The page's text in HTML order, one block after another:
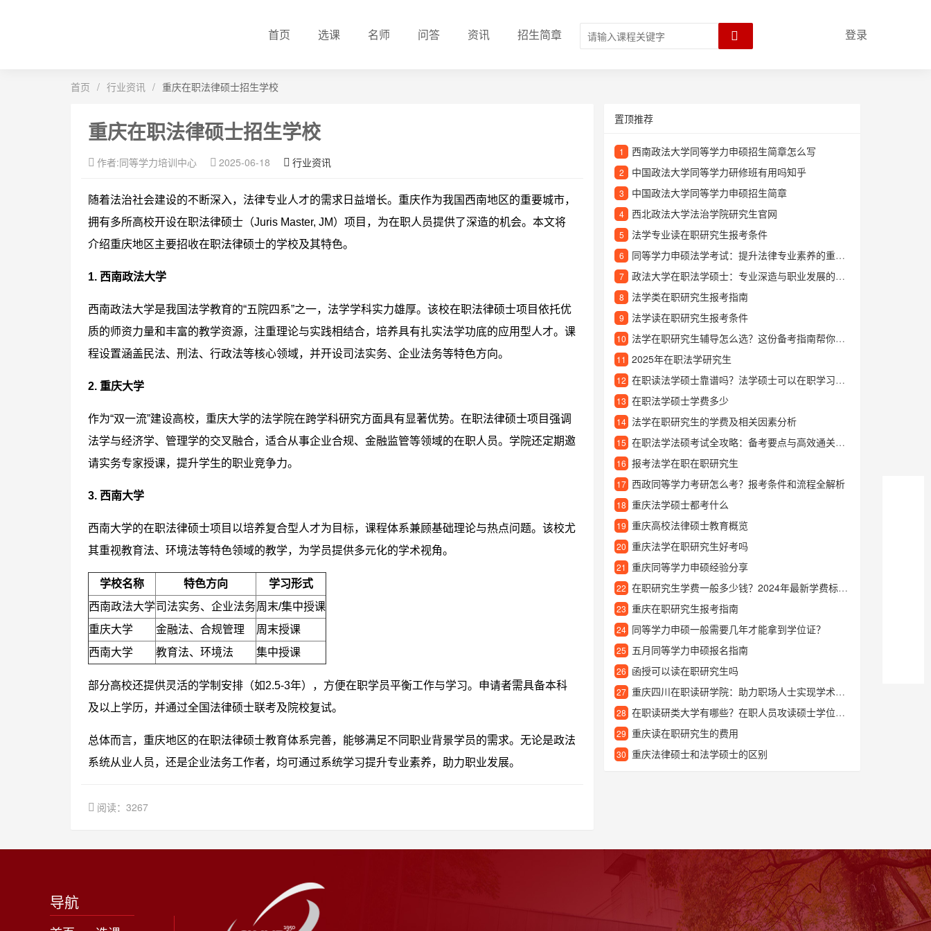
首页 选课 名师 问答 资讯 招生简章 登录
首页 / 行业资讯 / 重庆在职法律硕士招生学校
重庆在职法律硕士招生学校
作者:同等学力培训中心 2025-06-18 行业资讯
随着法治社会建设的不断深入，法律专业人才的需求日益增长。重庆作为我国西南地区的重要城市，
拥有多所高校开设在职法律硕士（Juris Master, JM）项目，为在职人员提供了深造的机会。本文将
介绍重庆地区主要招收在职法律硕士的学校及其特色。
1. 西南政法大学
西南政法大学是我国法学教育的“五院四系”之一，法学学科实力雄厚。该校在职法律硕士项目依托优
质的师资力量和丰富的教学资源，注重理论与实践相结合，培养具有扎实法学功底的应用型人才。课
程设置涵盖民法、刑法、行政法等核心领域，并开设司法实务、企业法务等特色方向。
2. 重庆大学
作为“双一流”建设高校，重庆大学的法学院在跨学科研究方面具有显著优势。在职法律硕士项目强调
法学与经济学、管理学的交叉融合，适合从事企业合规、金融监管等领域的在职人员。学院还定期邀
请实务专家授课，提升学生的职业竞争力。
3. 西南大学
西南大学的在职法律硕士项目以培养复合型人才为目标，课程体系兼顾基础理论与热点问题。该校尤
其重视教育法、环境法等特色领域的教学，为学员提供多元化的学术视角。
学校名称 特色方向
学习形式
西南政法大学司法实务、企业法务周末/集中授课
重庆大学
金融法、合规管理
周末授课
西南大学
教育法、环境法 集中授课
部分高校还提供灵活的学制安排（如2.5-3年），方便在职学员平衡工作与学习。申请者需具备本科
及以上学历，并通过全国法律硕士联考及院校复试。
总体而言，重庆地区的在职法律硕士教育体系完善，能够满足不同职业背景学员的需求。无论是政法
系统从业人员，还是企业法务工作者，均可通过系统学习提升专业素养，助力职业发展。
阅读：3267
置顶推荐
1 西南政法大学同等学力申硕招生简章怎么写
2 中国政法大学同等学力研修班有用吗知乎
3 中国政法大学同等学力申硕招生简章
4 西北政法大学法治学院研究生官网
5 法学专业读在职研究生报考条件
6 同等学力申硕法学考试：提升法律专业素养的重要途径
7 政法大学在职法学硕士：专业深造与职业发展的理想选择
8 法学类在职研究生报考指南
9 法学读在职研究生报考条件
10 法学在职研究生辅导怎么选？这份备考指南帮你理清思路
11 2025年在职法学研究生
12 在职读法学硕士靠谱吗？法学硕士可以在职学习的优势全解析
13 在职法学硕士学费多少
14 法学在职研究生的学费及相关因素分析
15 在职法学法硕考试全攻略：备考要点与高效通关秘籍
16 报考法学在职在职研究生
17 西政同等学力考研怎么考？报考条件和流程全解析
18 重庆法学硕士都考什么
19 重庆高校法律硕士教育概览
20 重庆法学在职研究生好考吗
21 重庆同等学力申硕经验分享
22 在职研究生学费一般多少钱？2024年最新学费标准详解
23 重庆在职研究生报考指南
24 同等学力申硕一般需要几年才能拿到学位证？
25 五月同等学力申硕报名指南
26 函授可以读在职研究生吗
27 重庆四川在职读研学院：助力职场人士实现学术与职业的双重提升
28 在职读研类大学有哪些？在职人员攻读硕士学位的最佳选择
29 重庆读在职研究生的费用
30 重庆法律硕士和法学硕士的区别
导航